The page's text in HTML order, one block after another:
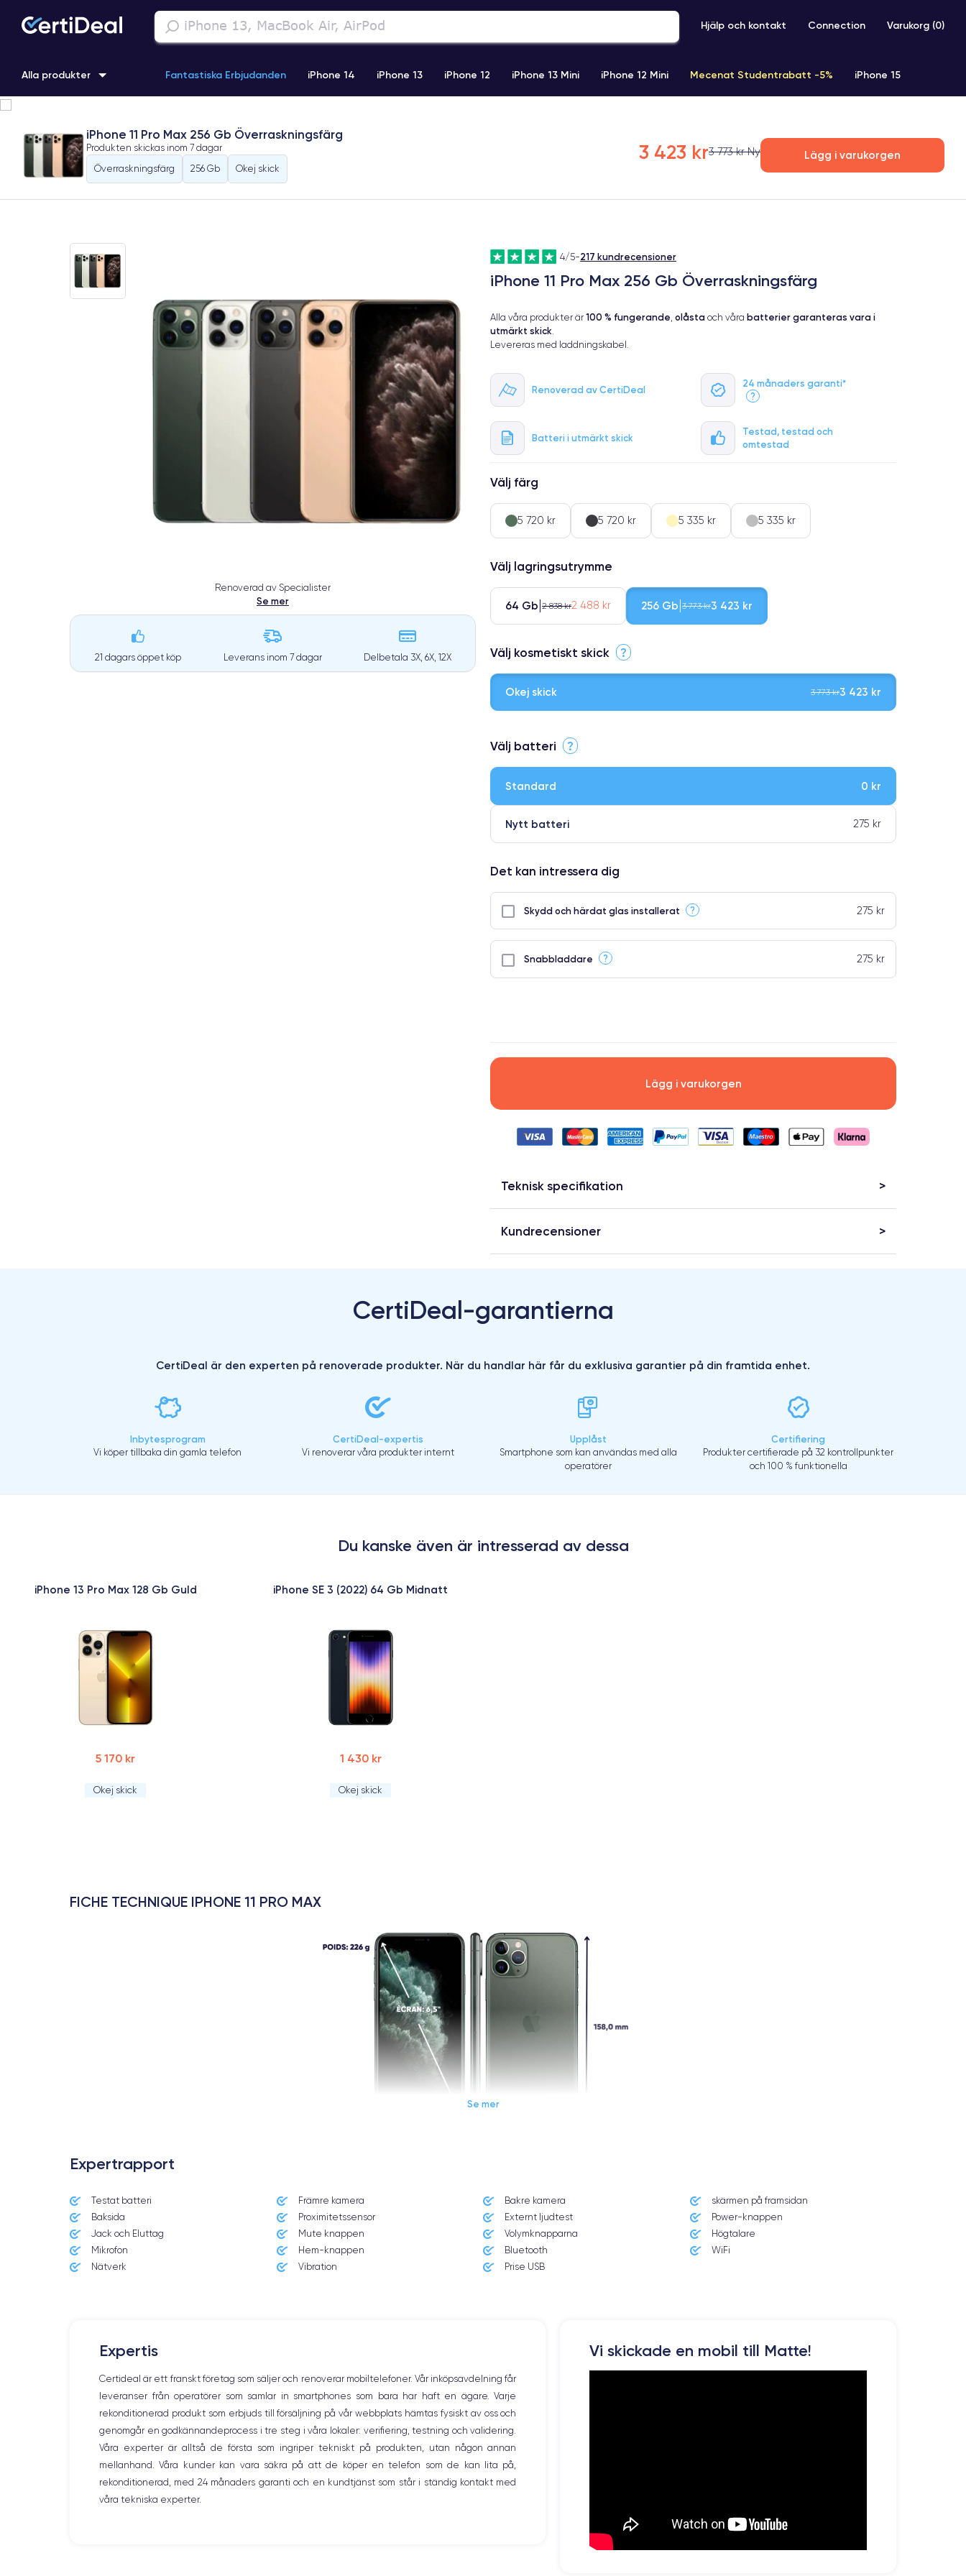
Hjälp och kontakt Connection Varukorg (0)
Alla produkter Fantastiska Erbjudanden iPhone 14 iPhone 13 iPhone 12 iPhone 13 Mini iPhone 12 Mini Mecenat Studentrabatt -5% iPhone 15
iPhone 11 Pro iPhone 15 Pro
iPhone 11 Pro Max 256 Gb Överraskningsfärg
Produkten skickas inom 7 dagar
Överraskningsfärg
256 Gb Okej skick
3 423 kr3 773 kr Ny Lägg i varukorgen
Renoverad av Specialister
Se mer
21 dagars öppet köp Leverans inom 7 dagar Delbetala 3X, 6X, 12X
4/5-217 kundrecensioner
iPhone 11 Pro Max 256 Gb Överraskningsfärg
Alla våra produkter är 100 % fungerande olåsta och våra batterier garanteras vara i
utmärkt skick
Levereras med laddningskabel.
Renoverad av CertiDeal
24 månaders garanti*
?
Batteri i utmärkt skick
Testad, testad och
omtestad
Välj färg
5 720 kr 5 720 kr 5 335 kr 5 335 kr
Välj lagringsutrymme
64 Gb 2 838 kr2 488 kr 256 Gb 3 773 kr3 423 kr
Välj kosmetiskt skick ?
Okej skick 3 773 kr3 423 kr
⭐ Premium
Välj batteri ?
Standard 0 kr
Nytt batteri 275 kr
Det kan intressera dig
Skydd och härdat glas installerat ? 275 kr
Snabbladdare ? 275 kr
Lägg i varukorgen
Teknisk specifikation
Kundrecensioner
CertiDeal-garantierna
CertiDeal är den experten på renoverade produkter. När du handlar här får du exklusiva garantier på din framtida enhet.
Inbytesprogram
Vi köper tillbaka din gamla telefon
CertiDeal-expertis
Vi renoverar våra produkter internt
Upplåst
Smartphone som kan användas med alla
operatörer
Certifiering
Produkter certifierade på 32 kontrollpunkter
och 100 % funktionella
Du kanske även är intresserad av dessa
iPhone 13 Pro Max 128 Gb Guld
5 170 kr
Okej skick
iPhone SE 3 (2022) 64 Gb Midnatt
1 430 kr
Okej skick
FICHE TECHNIQUE IPHONE 11 PRO MAX
Date de sortie
10/09/2019
Système exploitation
iOS (iOS 13)
Dimensions
158×77.8×8.1 mm
Poids
226 g
Puce A13 Bionic
Nombre de cœurs
6
Nom GPU
GPU 4 cœurs
Fréq. processeur
2.65 GHz
Caméra Caméra Frontale
Se mer
Expertrapport
Testat batteri Främre kamera Bakre kamera
skärmen på framsidan
Baksida
Proximitetssensor Externt ljudtest
Power-knappen
Jack och Eluttag
Mute knappen Volymknapparna
Högtalare
Mikrofon
Hem-knappen Bluetooth
WiFi
Nätverk
Vibration Prise USB
Expertis
Certideal är ett franskt företag som säljer och renoverar mobiltelefoner. Vår inköpsavdelning får
leveranser från operatörer som samlar in smartphones som bara har haft en ägare. Varje
rekonditionerad produkt som erbjuds till försäljning på vår webbplats hämtas fysiskt av oss och
genomgår en godkännandeprocess i tre steg i våra lokaler: verifiering, testning och validering.
Våra experter är alltså de första som ingriper tekniskt på produkten, utan någon annan
mellanhand. Våra kunder kan vara säkra på att de köper en telefon som de kan lita på,
rekonditionerad, med 24 månaders garanti och en kundtjänst som står i ständig kontakt med
våra tekniska experter.
Vi skickade en mobil till Matte!